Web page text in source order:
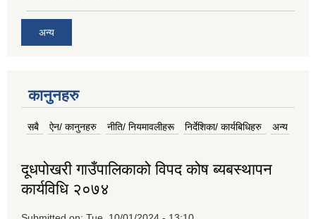
अन्य
कानुनहरु
सबै ऐन/ कानुनहरु (active tab)
नीति/ नियमावलीहरू निर्देशिका/ कार्यबिधिहरु अन्य
दूधपोखरी गाउँपालिकाको विपद कोष ब्यबस्थापन
कार्यविधि २०७४